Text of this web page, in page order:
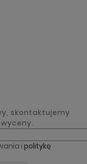
skontaktujemy
i politykę